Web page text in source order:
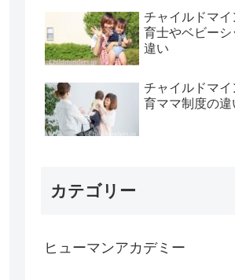
チャイルドマイ
育士やベビー
違い
チャイルドマイ
育ママ制度の違
カテゴリー
ヒューマンアカデミー